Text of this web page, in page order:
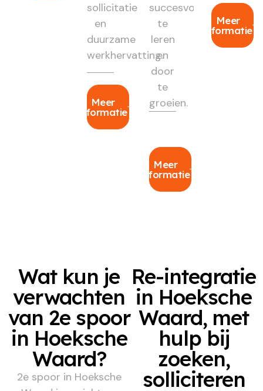
sollicitatie
en
duurzame
werkhervatting.
Meer
informatie
succesvol
te
leren
en
door
te
groeien.
Meer
informatie
Meer
informatie
Wat kun je
verwachten
van 2e spoor
in Hoeksche
Waard?
2e spoor in Hoeksche
Re-integratie
in Hoeksche
Waard, met
hulp bij
zoeken,
solliciteren